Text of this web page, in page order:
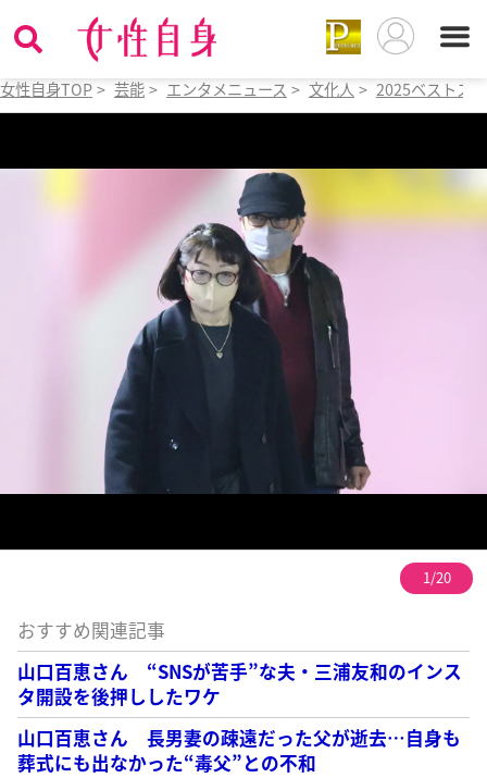
女性自身TOP > 芸能 > エンタメニュース > 文化人 > 2025ベストス
1/20
おすすめ関連記事
山口百恵さん “SNSが苦手”な夫・三浦友和のインス
タ開設を後押ししたワケ
山口百恵さん 長男妻の疎遠だった父が逝去…自身も
葬式にも出なかった“毒父”との不和